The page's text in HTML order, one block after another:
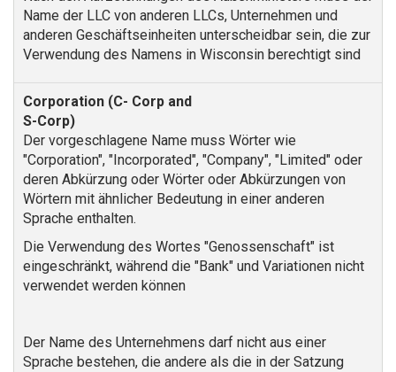
Name der LLC von anderen LLCs, Unternehmen und
anderen Geschäftseinheiten unterscheidbar sein, die zur
Verwendung des Namens in Wisconsin berechtigt sind
Der vorgeschlagene Name muss Wörter wie
"Corporation", "Incorporated", "Company", "Limited" oder
deren Abkürzung oder Wörter oder Abkürzungen von
Wörtern mit ähnlicher Bedeutung in einer anderen
Sprache enthalten.
Die Verwendung des Wortes "Genossenschaft" ist
eingeschränkt, während die "Bank" und Variationen nicht
verwendet werden können
Der Name des Unternehmens darf nicht aus einer
Sprache bestehen, die andere als die in der Satzung